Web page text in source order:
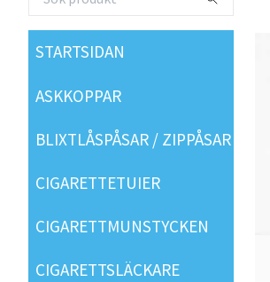
STARTSIDAN
ASKKOPPAR
BLIXTLÅSPÅSAR / ZIPPÅSAR
CIGARETTETUIER
CIGARETTMUNSTYCKEN
CIGARETTSLÄCKARE